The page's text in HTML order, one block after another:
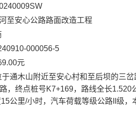
至安心公路路面改造工程
000056-5
元
通木山附近至安心村和至后坝的三
，终点桩号K7+169，路线全长
公里/小时，汽车荷载等级公路II级